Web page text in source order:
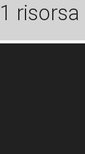
1 risorsa